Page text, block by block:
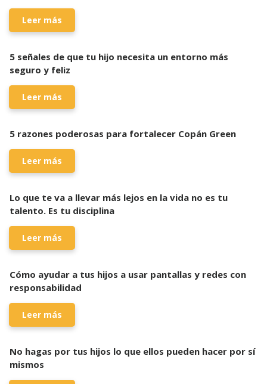
Leer más
5 señales de que tu hijo necesita un entorno más
seguro y feliz
Leer más
5 razones poderosas para fortalecer Copán Green
Leer más
Lo que te va a llevar más lejos en la vida no es tu
talento. Es tu disciplina
Leer más
Cómo ayudar a tus hijos a usar pantallas y redes con
responsabilidad
Leer más
No hagas por tus hijos lo que ellos pueden hacer por sí
mismos